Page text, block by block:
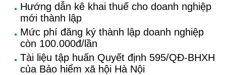
Hướng dẫn kê khai thuế cho doanh nghiệp
mới thành lập
Mức phí đăng ký thành lập doanh nghiệp
còn 100.000đ/lần
Tài liệu tập huấn Quyết định 595/QĐ-BHXH
của Bảo hiểm xã hội Hà Nội